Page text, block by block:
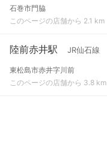
石巻市門脇
このページの店舗から 2.1 km
陸前赤井駅 JR仙石線
東松島市赤井字川前
このページの店舗から 3.8 km